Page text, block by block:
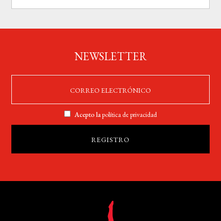
NEWSLETTER
Acepto lapolítica de privacidad